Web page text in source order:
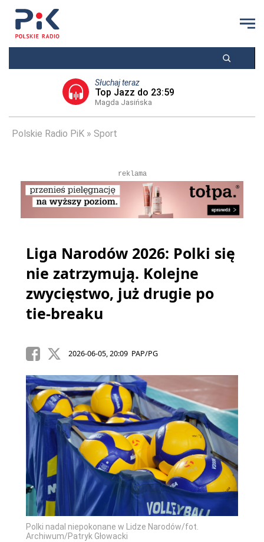
Słuchaj teraz
Top Jazz do 23:59
Magda Jasińska
Polskie Radio PiK Sport
reklama
Liga Narodów 2026: Polki się
nie zatrzymują. Kolejne
zwycięstwo, już drugie po
tie-breaku
2026-06-05, 20:09 PAP/PG
Polki nadal niepokonane w Lidze Narodów/fot.
Archiwum/Patryk Głowacki